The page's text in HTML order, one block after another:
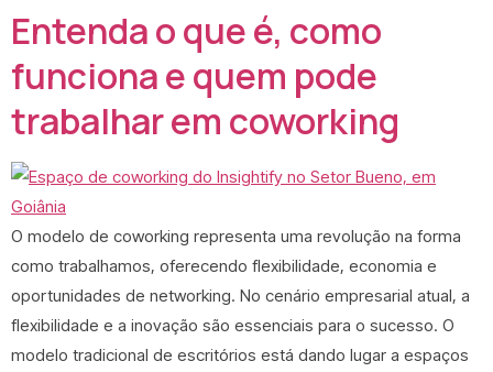
Entenda o que é, como
funciona e quem pode
trabalhar em coworking
O modelo de coworking representa uma revolução na forma
como trabalhamos, oferecendo flexibilidade, economia e
oportunidades de networking. No cenário empresarial atual, a
flexibilidade e a inovação são essenciais para o sucesso. O
modelo tradicional de escritórios está dando lugar a espaços